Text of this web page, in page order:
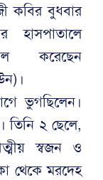
কবির বুধবার
করেছেন
ভুগছিলেন।
তিনি ২ ছেলে,
স্বজন ও
থেকে মরদেহ